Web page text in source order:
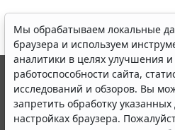
Мы обрабатываем локальные
браузера и используем
аналитики в целях улучшения
работоспособности сайта,
исследований и обзоров. Вы
запретить обработку
настройках браузера.
© ООО "НПП "ГАРАНТ-СЕРВИС",
выпускается с 1990 года.
являются участниками